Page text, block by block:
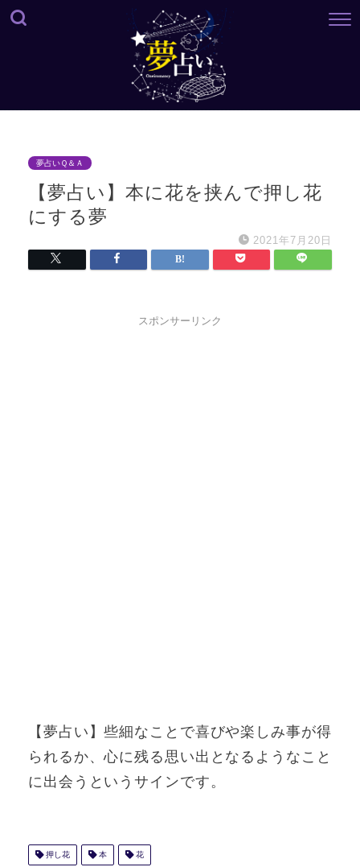
夢占いＱ＆Ａ
【夢占い】本に花を挟んで押し花
にする夢
2021年7月20日
スポンサーリンク
【夢占い】些細なことで喜びや楽しみ事が得
られるか、心に残る思い出となるようなこと
に出会うというサインです。
押し花 本 花